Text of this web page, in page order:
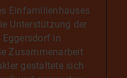
Einfamilienhauses
Unterstützung der
in
Zusammenarbeit
gestaltete sich